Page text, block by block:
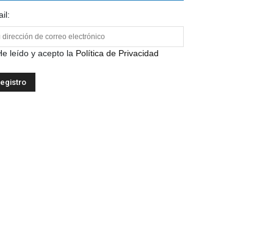
leído y acepto la Política de Privacidad